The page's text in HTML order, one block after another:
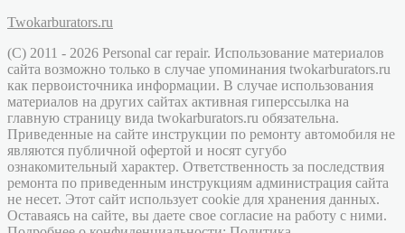
Twokarburators.ru
(C) 2011 - 2026 Personal car repair. Использование материалов
сайта возможно только в случае упоминания twokarburators.ru
как первоисточника информации. В случае использования
материалов на других сайтах активная гиперссылка на
главную страницу вида twokarburators.ru обязательна.
Приведенные на сайте инструкции по ремонту автомобиля не
являются публичной офертой и носят сугубо
ознакомительный характер. Ответственность за последствия
ремонта по приведенным инструкциям администрация сайта
не несет. Этот сайт использует cookie для хранения данных.
Оставаясь на сайте, вы даете свое согласие на работу с ними.